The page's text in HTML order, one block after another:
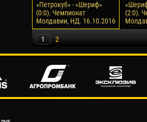
«Петрокуб» - «Шериф»
(0:0). Чемпионат
Молдавии, НД. 16.10.2016
(2:0).
1 2